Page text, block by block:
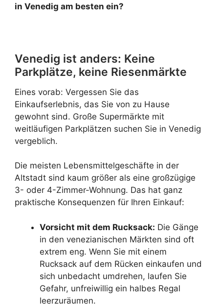
in Venedig am besten ein?
Venedig ist anders: Keine
Parkplätze, keine Riesenmärkte
Eines vorab: Vergessen Sie das
Einkaufserlebnis, das Sie von zu Hause
gewohnt sind. Große Supermärkte mit
weitläufigen Parkplätzen suchen Sie in Venedig
vergeblich.
Die meisten Lebensmittelgeschäfte in der
Altstadt sind kaum größer als eine großzügige
3- oder 4-Zimmer-Wohnung. Das hat ganz
praktische Konsequenzen für Ihren Einkauf:
Vorsicht mit dem Rucksack: Die Gänge
in den venezianischen Märkten sind oft
extrem eng. Wenn Sie mit einem
Rucksack auf dem Rücken einkaufen und
sich unbedacht umdrehen, laufen Sie
Gefahr, unfreiwillig ein halbes Regal
leerzuräumen.